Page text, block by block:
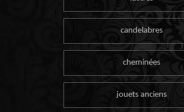
candelabres
cheminées
jouets anciens